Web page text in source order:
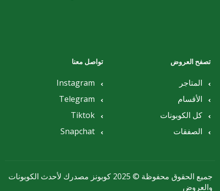
تصفح العروض
المتاجر
الأقسام
كل الكوبونات
الصفقات
تواصل معنا
Instagram
Telegram
Tiktok
Snapchat
جميع الحقوق محفوظة © 2025 كوبونز مصدرك لأحدث الكوبونات
والعروض